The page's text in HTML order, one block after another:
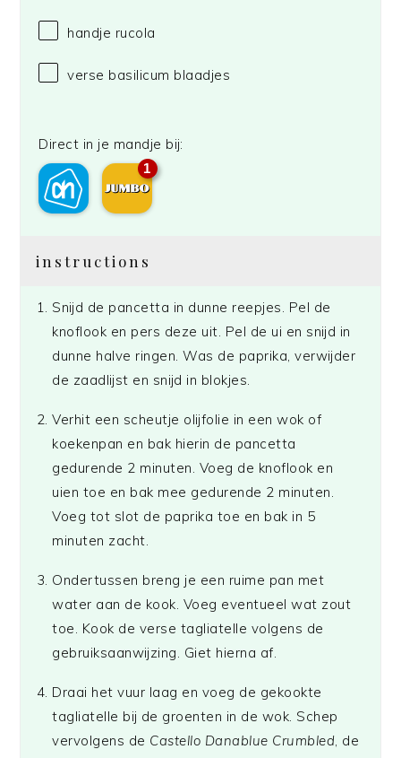
handje rucola
verse basilicum blaadjes
Direct in je mandje bij:
1
instructions
Snijd de pancetta in dunne reepjes. Pel de
knoflook en pers deze uit. Pel de ui en snijd in
dunne halve ringen. Was de paprika, verwijder
de zaadlijst en snijd in blokjes.
Verhit een scheutje olijfolie in een wok of
koekenpan en bak hierin de pancetta
gedurende 2 minuten. Voeg de knoflook en
uien toe en bak mee gedurende 2 minuten.
Voeg tot slot de paprika toe en bak in 5
minuten zacht.
Ondertussen breng je een ruime pan met
water aan de kook. Voeg eventueel wat zout
toe. Kook de verse tagliatelle volgens de
gebruiksaanwijzing. Giet hierna af.
Draai het vuur laag en voeg de gekookte
tagliatelle bij de groenten in de wok. Schep
vervolgens de Castello Danablue Crumbled, de